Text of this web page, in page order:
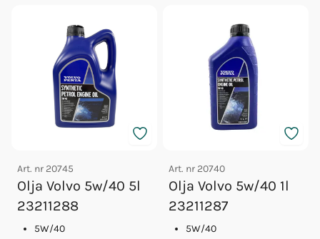
Art. nr 20745
Olja Volvo 5w/40 5l
23211288
5W/40
Art. nr 20740
Olja Volvo 5w/40 1l
23211287
5W/40